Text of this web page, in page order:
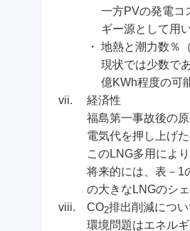
一方PVの発電コ
ギー源として用
・ 地熱と潮力数％
現状では少数で
億KWh程度の可
vii.
経済性
福島第一事故後の
電気代を押し上げ
このLNG多用によ
将来的には、表－1
の大きなLNGのシ
viii.
CO2排出削減につ
環境問題はエネル